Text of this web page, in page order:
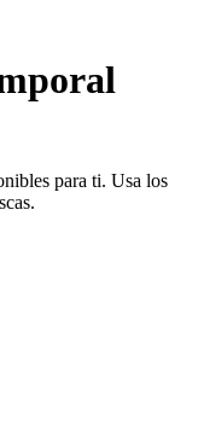
para ti. Usa los